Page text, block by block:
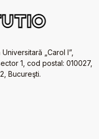
„Carol I”,
1, cod postal: 010027,
Bucureşti.